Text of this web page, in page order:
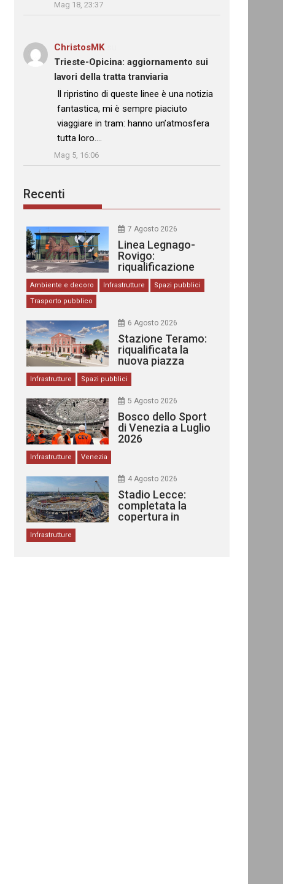
Mag 18, 23:37
ChristosMKsu
Trieste-Opicina: aggiornamento sui
lavori della tratta tranviaria
: “
Il ripristino di queste linee è una notizia
fantastica, mi è sempre piaciuto
viaggiare in tram: hanno un’atmosfera
tutta loro.…
Mag 5, 16:06
Recenti
7 Agosto 2026
Linea Legnago-
Rovigo:
riqualificazione
delle stazioni
Ambiente e decoro Infrastrutture
Spazi pubblici
Trasporto pubblico
6 Agosto 2026
Stazione Teramo:
riqualificata la
nuova piazza
urbana
Infrastrutture Spazi pubblici
5 Agosto 2026
Bosco dello Sport
di Venezia a Luglio
2026
Infrastrutture Venezia
4 Agosto 2026
Stadio Lecce:
completata la
copertura in
Infrastrutture